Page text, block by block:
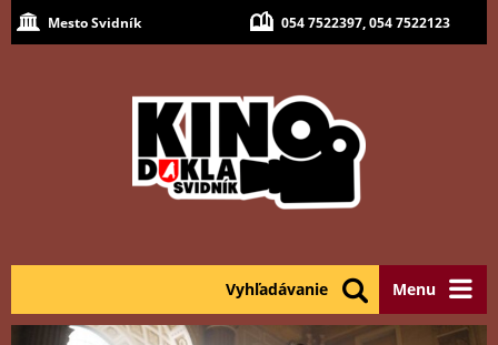
Mesto Svidník 054 7522397, 054 7522123
Menu
Vyhľadávanie